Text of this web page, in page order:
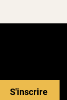
S'inscrire